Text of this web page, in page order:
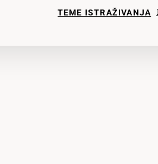
TEME ISTRAŽIVANJA